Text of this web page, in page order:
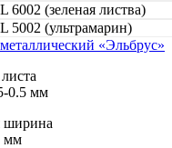
6002 (зеленая листва)
5002 (ультрамарин)
«Эльбрус»
0.5 мм
ширина
мм